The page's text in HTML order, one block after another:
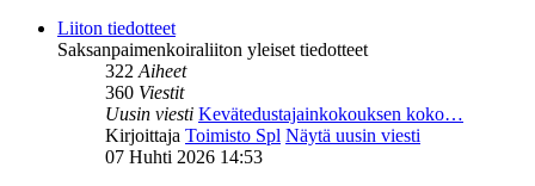
Liiton tiedotteet
Saksanpaimenkoiraliiton yleiset tiedotteet
322Aiheet
360 Viestit
Uusin viesti Kevätedustajainkokouksen koko…
Kirjoittaja Toimisto Spl Näytä uusin viesti
07 Huhti 2026 14:53